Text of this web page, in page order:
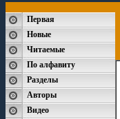
Первая
Новые
Читаемые
По алфавиту
Разделы
Авторы
Видео